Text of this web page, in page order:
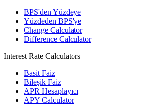
BPS'den Yüzdeye
Yüzdeden BPS'ye
Change Calculator
Difference Calculator
Interest Rate Calculators
Basit Faiz
Bileşik Faiz
APR Hesaplayıcı
APY Calculator